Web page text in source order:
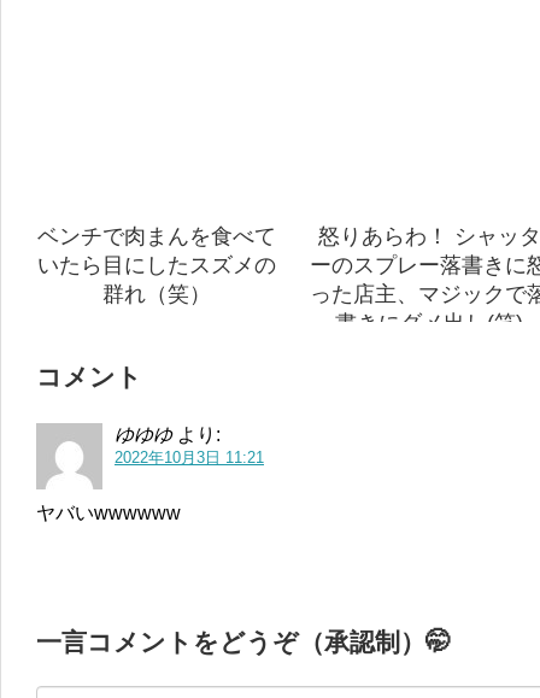
ベンチで肉まんを食べて
いたら目にしたスズメの
群れ（笑）
怒りあらわ！ シャッタ
ーのスプレー落書きに
った店主、マジックで
書きにダメ出し(笑)
コメント
ゆゆゆ より:
2022年10月3日 11:21
ヤバいwwwwww
一言コメントをどうぞ（承認制）🤭